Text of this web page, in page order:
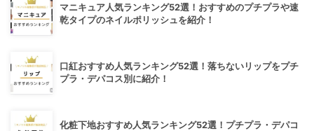
マニキュア人気ランキング52選！おすすめのプチプラや速
乾タイプのネイルポリッシュを紹介！
口紅おすすめ人気ランキング52選！落ちないリップをプチ
プラ・デパコス別に紹介！
化粧下地おすすめ人気ランキング52選！プチプラ・デパコ